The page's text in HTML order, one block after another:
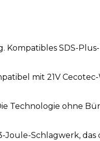
SDS-
mit 21V
Technologie ohne
Schlagwerk,